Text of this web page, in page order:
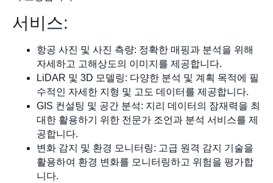
서비스:
항공 사진 및 사진 측량: 정확한 매핑과 분석을 위해
자세하고 고해상도의 이미지를 제공합니다.
LiDAR 및 3D 모델링: 다양한 분석 및 계획 목적에 필
수적인 자세한 지형 및 고도 데이터를 제공합니다.
GIS 컨설팅 및 공간 분석: 지리 데이터의 잠재력을 최
대한 활용하기 위한 전문가 조언과 분석 서비스를 제
공합니다.
변화 감지 및 환경 모니터링: 고급 원격 감지 기술을
활용하여 환경 변화를 모니터링하고 위험을 평가합
니다.